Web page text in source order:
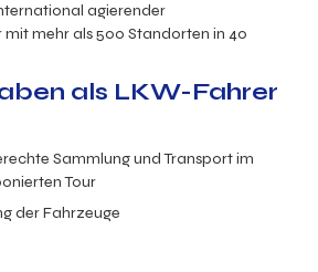
agierender
mit mehr als 500 Standorten in 40
als LKW-Fahrer
Sammlung und Transport im
Tour
der Fahrzeuge